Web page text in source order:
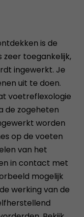
is de
zeer toegankelijk,
ingewerkt. Je
uit te doen.
voetreflexologie
de zogeheten
worden
op de voeten
van het
in contact met
mogelijk
werking van de